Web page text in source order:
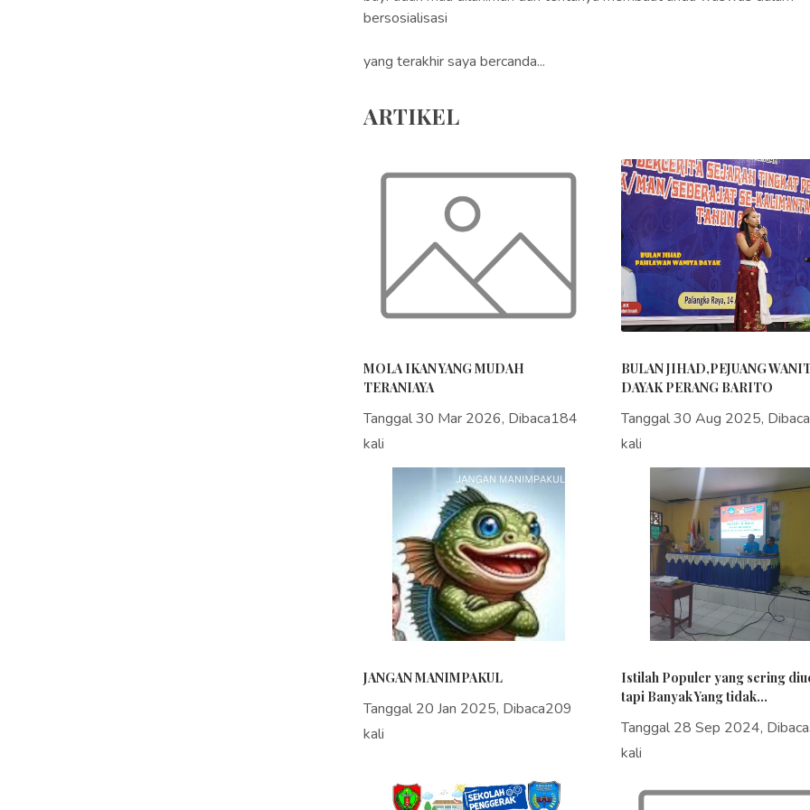
bersosialisasi
yang terakhir saya bercanda...
ARTIKEL
MOLA IKAN YANG MUDAH
TERANIAYA
Tanggal 30 Mar 2026, Dibaca184
kali
BULAN JIHAD,PEJUANG
DAYAK PERANG BARITO
Tanggal 30 Aug 2025,
kali
JANGAN MANIMPAKUL
Tanggal 20 Jan 2025, Dibaca209
kali
Istilah Populer yang sering
tapi Banyak Yang tidak...
Tanggal 28 Sep 2024,
kali